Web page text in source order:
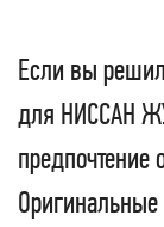
Если вы
для НИССАН